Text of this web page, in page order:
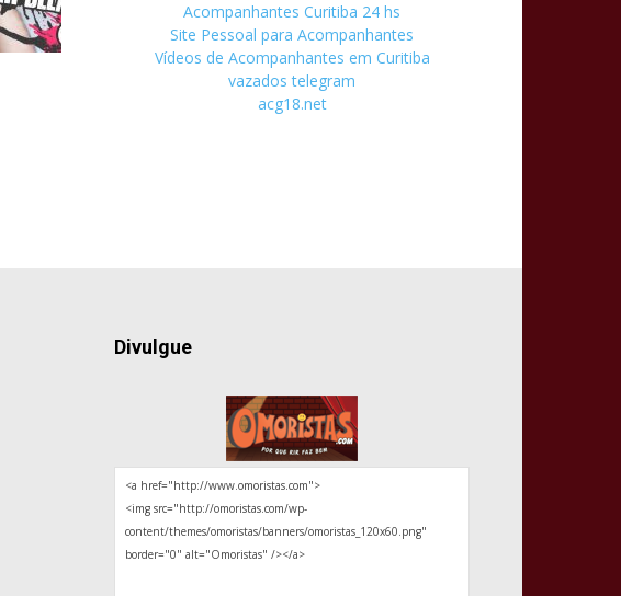
Acompanhantes Curitiba 24 hs
Site Pessoal para Acompanhantes
Vídeos de Acompanhantes em Curitiba
vazados telegram
acg18.net
Divulgue